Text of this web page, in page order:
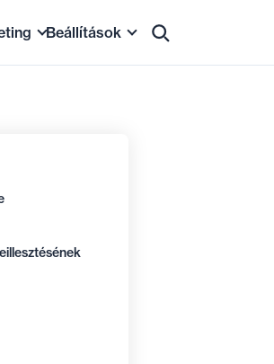
promóciók
Beállítások